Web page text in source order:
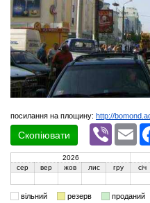
посилання на площину: http://
Скопіювати
Viber
2026
сер
вер жов лис гру січ
вільний резерв проданий